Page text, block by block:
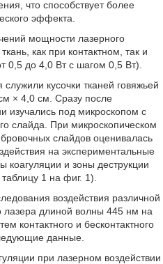
что способствует более
эффекта.
мощности лазерного
как при контактном, так и
0,5 до 4,0 Вт с шагом 0,5 Вт).
кусочки тканей говяжьей
× 4,0 см. Сразу после
изучались под микроскопом с
слайда. При микроскопическом
слайдов оценивалась
на экспериментальные
коагуляции и зоны деструкции
1 на фиг. 1).
воздействия различной
лазера длиной волны 445 нм на
контактного и бесконтактного
данные.
при лазерном воздействии